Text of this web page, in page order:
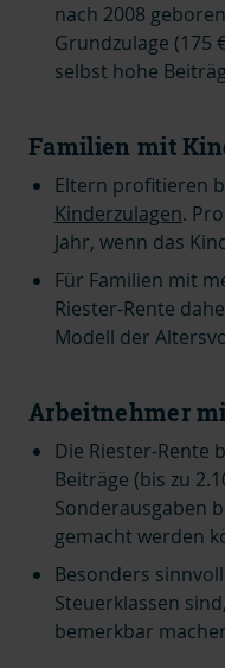
nach 2008
Grundzulage (175
selbst hohe
Familien mit
Eltern profitieren
Kinderzulagen.
Jahr, wenn das
Für Familien mit
Riester-Rente
Modell der
Arbeitnehmer
Die Riester-Rente
Beiträge (bis zu
Sonderausgaben
gemacht werden
Besonders
Steuerklassen
bemerkbar